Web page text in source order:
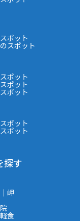
ポット
スポット
ポット
ポット
ポット
ポット
ポット
探す
岬
食